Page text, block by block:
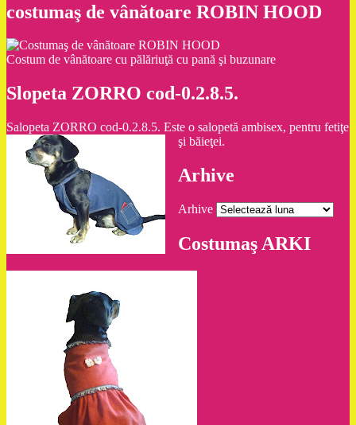
costumaş de vânătoare ROBIN HOOD
Costum de vânătoare cu pălăriuţă cu pană şi buzunare
Slopeta ZORRO cod-0.2.8.5.
Salopeta ZORRO cod-0.2.8.5. Este o salopetă ambisex, pentru fetiţe
şi băieţei.
Arhive
Arhive
Costumaş ARKI